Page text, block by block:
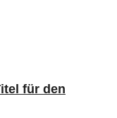
für den